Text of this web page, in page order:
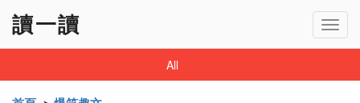
讀一讀
All